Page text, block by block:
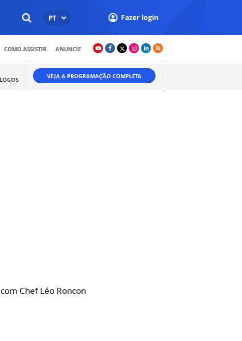
PT Fazer login
COMO ASSISTIR ANUNCIE
VEJA A PROGRAMAÇÃO COMPLETA
Chef Léo Roncon